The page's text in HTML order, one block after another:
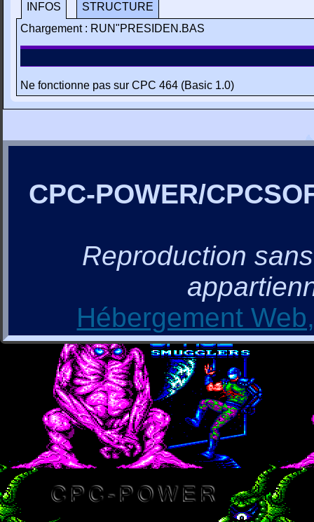
INFOS
STRUCTURE
Chargement : RUN"PRESIDEN.BAS
Ne fonctionne pas sur CPC 464 (Basic 1.0)
CPC-POWER/
Reproduction
Hébergement